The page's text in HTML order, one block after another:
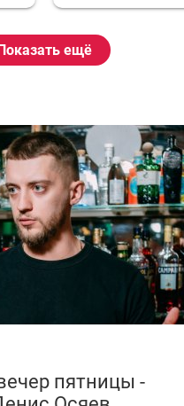
ещё
пятницы -